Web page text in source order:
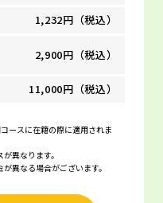
1,232円（税込）
2,900円（税込）
11,000円（税込）
ースに在籍の際に適用されま
異なります。
異なる場合がございます。